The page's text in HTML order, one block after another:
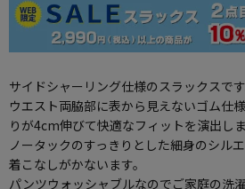
サイドシャーリング仕様のスラックスです
ウエスト両脇部に表から見えないゴム仕
りが4cm伸びて快適なフィットを演出しま
ノータックのすっきりとした細身のシル
着こなしがかないます。
パンツウォッシャブルなのでご家庭の洗